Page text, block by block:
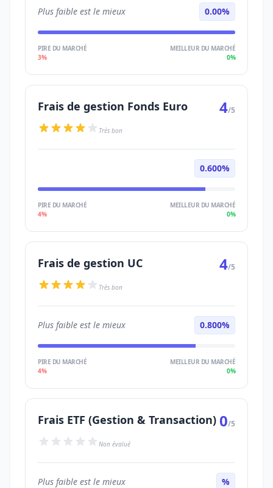
Plus faible est le mieux 0.00%
PIRE DU MARCHÉ
3%
MEILLEUR DU MARCHÉ
0%
Frais de gestion Fonds Euro 4/5
Très bon
0.600%
PIRE DU MARCHÉ
4%
MEILLEUR DU MARCHÉ
0%
Frais de gestion UC 4/5
Très bon
Plus faible est le mieux 0.800%
PIRE DU MARCHÉ
4%
MEILLEUR DU MARCHÉ
0%
Frais ETF (Gestion & Transaction) 0/5
Non évalué
Plus faible est le mieux %